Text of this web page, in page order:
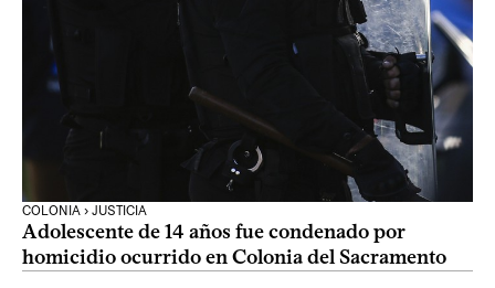
COLONIA › JUSTICIA
Adolescente de 14 años fue condenado por
homicidio ocurrido en Colonia del Sacramento